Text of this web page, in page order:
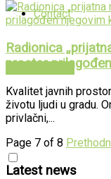
Contact
Radionica
prostor
Kvalitet javnih
životu ljudi u gradu.
privlačni,...
Page 7 of 8
Latest news